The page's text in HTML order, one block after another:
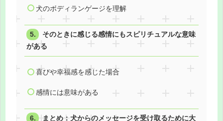
犬のボディランゲージを理解
そのときに感じる感情にもスピリチュアルな意味
がある
喜びや幸福感を感じた場合
感情には意味がある
まとめ：犬からのメッセージを受け取るために大